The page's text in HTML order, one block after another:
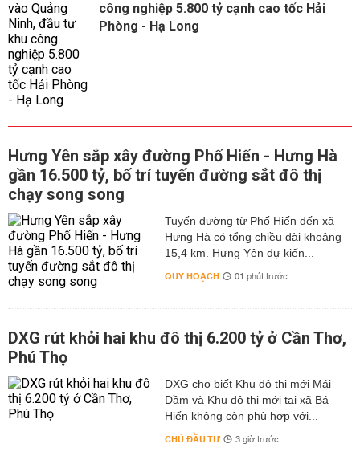
công nghiệp 5.800 tỷ cạnh cao tốc Hải
Phòng - Hạ Long
Hưng Yên sắp xây đường Phố Hiến - Hưng Hà
gần 16.500 tỷ, bố trí tuyến đường sắt đô thị
chạy song song
Tuyến đường từ Phố Hiến đến xã
Hưng Hà có tổng chiều dài khoảng
15,4 km. Hưng Yên dự kiến...
QUY HOẠCH 01 phút trước
DXG rút khỏi hai khu đô thị 6.200 tỷ ở Cần Thơ,
Phú Thọ
DXG cho biết Khu đô thị mới Mái
Dầm và Khu đô thị mới tại xã Bá
Hiến không còn phù hợp với...
CHỦ ĐẦU TƯ 3 giờ trước